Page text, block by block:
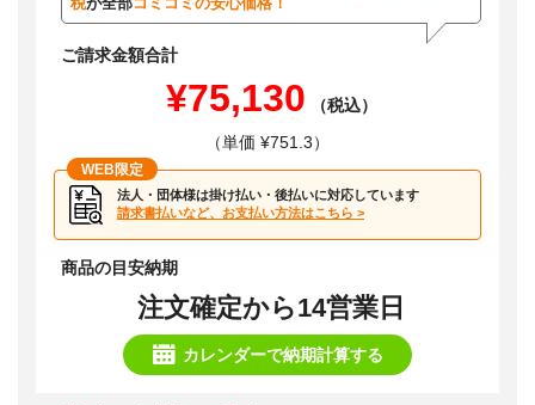
税が全部コミコミの安心価格！
ご請求金額合計
¥75,130
（税込）
（単価 ¥751.3）
WEB限定
法人・団体様は掛け払い・後払いに対応しています
請求書払いなど、お支払い方法はこちら >
商品の目安納期
注文確定から14営業日
カレンダーで納期計算する